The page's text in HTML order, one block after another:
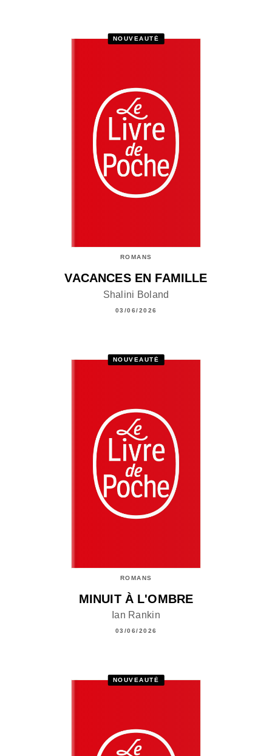
NOUVEAUTÉ
ROMANS
VACANCES EN FAMILLE
Shalini Boland
03/06/2026
NOUVEAUTÉ
ROMANS
MINUIT À L'OMBRE
Ian Rankin
03/06/2026
NOUVEAUTÉ